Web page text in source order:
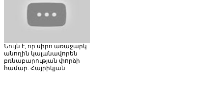
Նույն է, որ սիրո առաջարկ
անողին կալանավորեն
բռնաբարության փորձի
համար. Հայրիկյան